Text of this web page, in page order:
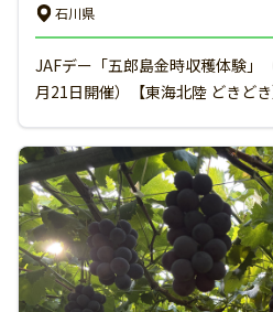
石川県
JAFデー「五郎島金時収穫体験」
月21日開催）【東海北陸 どきどき